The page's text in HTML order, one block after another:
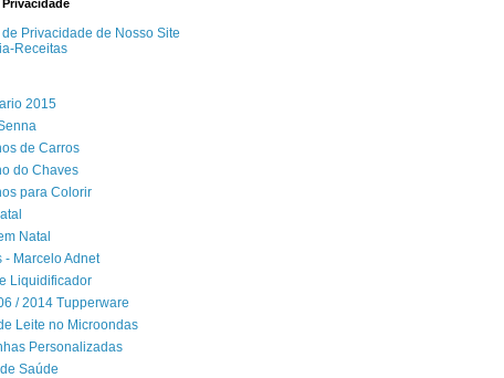
Privacidade de Nosso Site
Receitas
2015
de Carros
do Chaves
para Colorir
Natal
- Marcelo Adnet
Liquidificador
/ 2014 Tupperware
Leite no Microondas
Personalizadas
Saúde